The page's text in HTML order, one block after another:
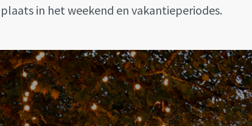
plaats in het weekend en vakantieperiodes.